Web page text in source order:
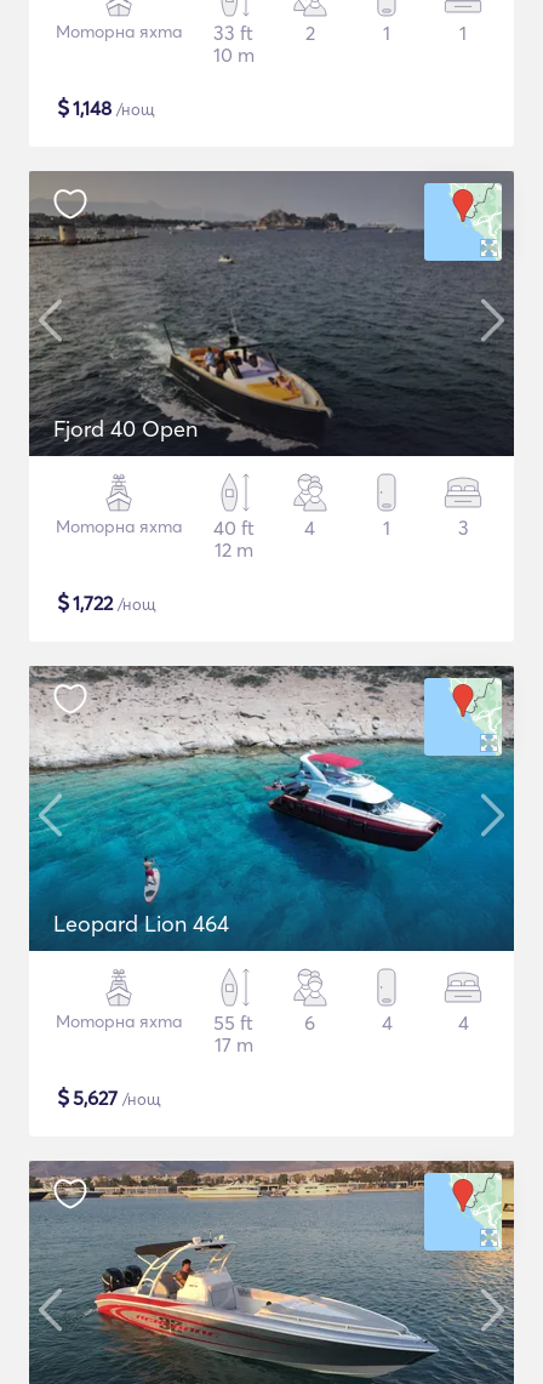
Моторна яхта
33 ft
10 m
2 1 1
$1,148 /нощ
Fjord 40 Open
Моторна яхта
40 ft
12 m
4 1 3
$1,722/нощ
Leopard Lion 464
Моторна яхта
55 ft
17 m
6 4 4
$5,627 /нощ